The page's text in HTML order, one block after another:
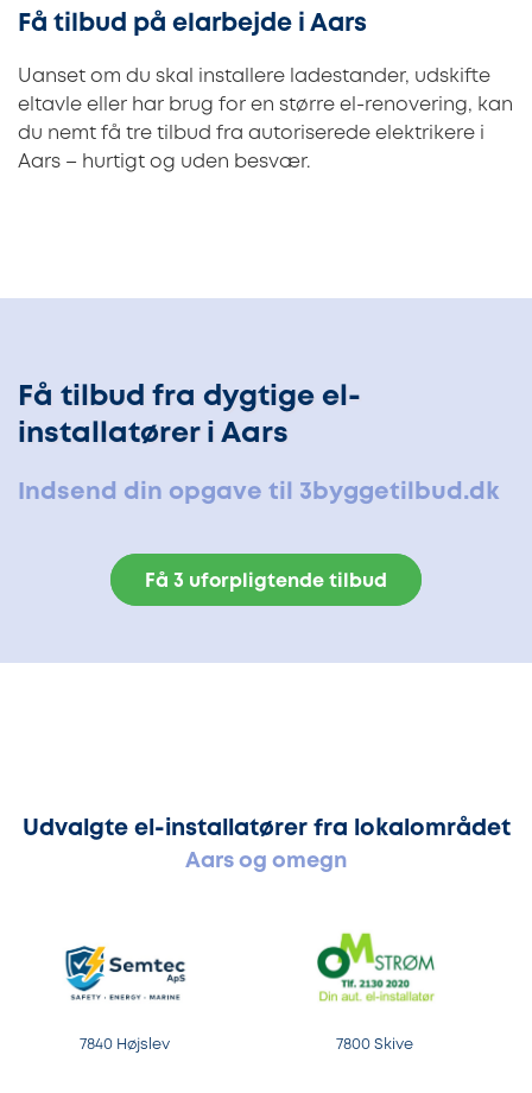
Få tilbud på elarbejde i Aars
Uanset om du skal installere ladestander, udskifte
eltavle eller har brug for en større el-renovering, kan
du nemt få tre tilbud fra autoriserede elektrikere i
Aars – hurtigt og uden besvær.
Få tilbud fra dygtige el-
installatører i Aars
Indsend din opgave til 3byggetilbud.dk
Få 3 uforpligtende tilbud
Udvalgte el-installatører fra lokalområdet
Aars og omegn
7840 Højslev 7800 Skive